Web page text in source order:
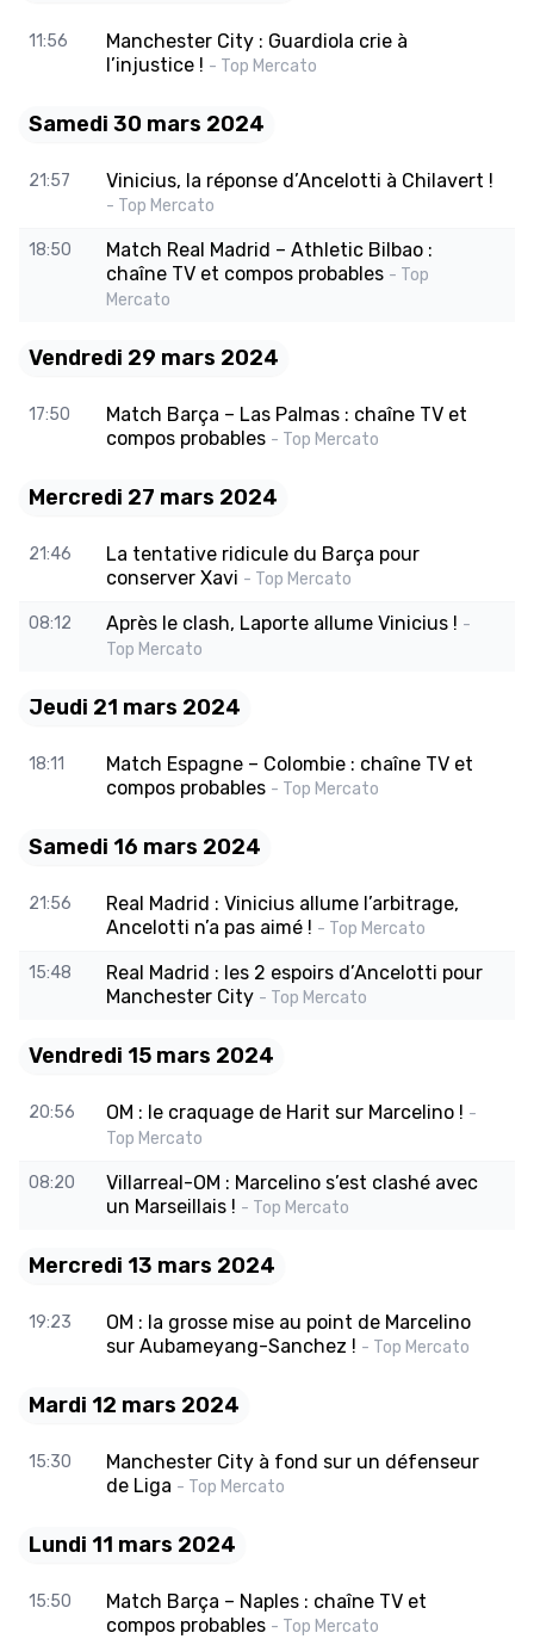
11:56
Manchester City : Guardiola crie à
l’injustice ! - Top Mercato
Samedi 30 mars 2024
21:57 Vinicius, la réponse d’Ancelotti à Chilavert !
- Top Mercato
18:50
Match Real Madrid – Athletic Bilbao :
chaîne TV et compos probables - Top
Mercato
Vendredi 29 mars 2024
17:50
Match Barça – Las Palmas : chaîne TV et
compos probables - Top Mercato
Mercredi 27 mars 2024
21:46
La tentative ridicule du Barça pour
conserver Xavi - Top Mercato
08:12 Après le clash, Laporte allume Vinicius ! -
Top Mercato
Jeudi 21 mars 2024
18:11
Match Espagne – Colombie : chaîne TV et
compos probables - Top Mercato
Samedi 16 mars 2024
21:56
Real Madrid : Vinicius allume l’arbitrage,
Ancelotti n’a pas aimé ! - Top Mercato
15:48
Real Madrid : les 2 espoirs d’Ancelotti pour
Manchester City - Top Mercato
Vendredi 15 mars 2024
20:56 OM : le craquage de Harit sur Marcelino ! -
Top Mercato
08:20
Villarreal-OM : Marcelino s’est clashé avec
un Marseillais ! - Top Mercato
Mercredi 13 mars 2024
19:23
OM : la grosse mise au point de Marcelino
sur Aubameyang-Sanchez ! - Top Mercato
Mardi 12 mars 2024
15:30
Manchester City à fond sur un défenseur
de Liga - Top Mercato
Lundi 11 mars 2024
15:50
Match Barça – Naples : chaîne TV et
compos probables - Top Mercato